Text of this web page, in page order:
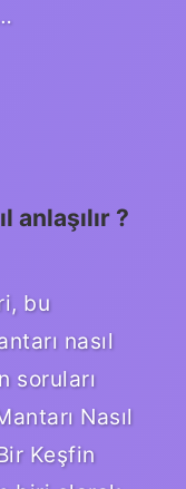
anlaşılır ?
bu
nasıl
soruları
Nasıl
Keşfin